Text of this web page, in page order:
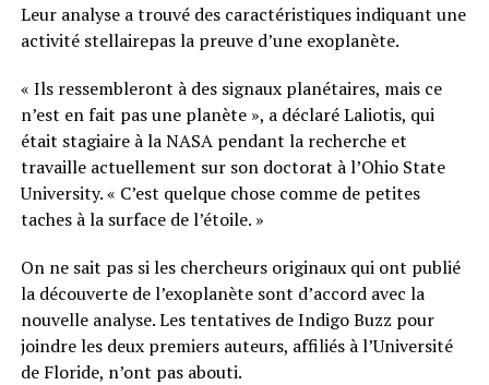
Leur analyse a trouvé des caractéristiques indiquant une
activité stellairepas la preuve d’une exoplanète.
« Ils ressembleront à des signaux planétaires, mais ce
n’est en fait pas une planète », a déclaré Laliotis, qui
était stagiaire à la NASA pendant la recherche et
travaille actuellement sur son doctorat à l’Ohio State
University. « C’est quelque chose comme de petites
taches à la surface de l’étoile. »
On ne sait pas si les chercheurs originaux qui ont publié
la découverte de l’exoplanète sont d’accord avec la
nouvelle analyse. Les tentatives de Indigo Buzz pour
joindre les deux premiers auteurs, affiliés à l’Université
de Floride, n’ont pas abouti.